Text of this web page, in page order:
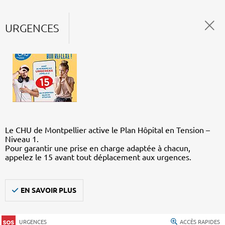
URGENCES
Le CHU de Montpellier active le Plan Hôpital en Tension –
Niveau 1.
Pour garantir une prise en charge adaptée à chacun,
appelez le 15 avant tout déplacement aux urgences.
EN SAVOIR PLUS
URGENCES ACCÈS RAPIDES